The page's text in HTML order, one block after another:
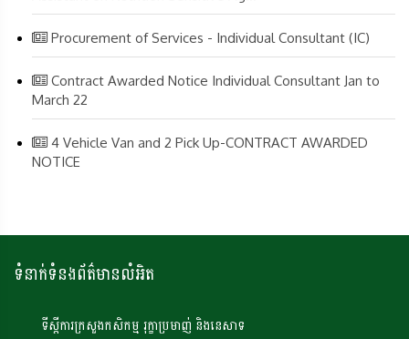
Procurement of Services - Individual Consultant (IC)
Contract Awarded Notice Individual Consultant Jan to
March 22
4 Vehicle Van and 2 Pick Up-CONTRACT AWARDED
NOTICE
ទំនាក់ទំនងព័ត៌មានលំអិត
ទីស្តីការក្រសួងកសិកម្ម រុក្ខាប្រមាញ់ និងនេសាទ